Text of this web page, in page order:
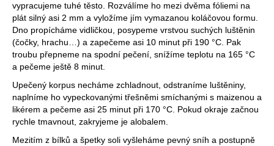
vypracujeme tuhé těsto. Rozválíme ho mezi dvěma fóliemi na
plát silný asi 2 mm a vyložíme jím vymazanou koláčovou formu.
Dno propícháme vidličkou, posypeme vrstvou suchých luštěnin
(čočky, hrachu…) a zapečeme asi 10 minut při 190 °C. Pak
troubu přepneme na spodní pečení, snížíme teplotu na 165 °C
a pečeme ještě 8 minut.
Upečený korpus necháme zchladnout, odstraníme luštěniny,
naplníme ho vypeckovanými třešněmi smíchanými s maizenou a
likérem a pečeme asi 25 minut při 170 °C. Pokud okraje začnou
rychle tmavnout, zakryjeme je alobalem.
Mezitím z bílků a špetky soli vyšleháme pevný sníh a postupně